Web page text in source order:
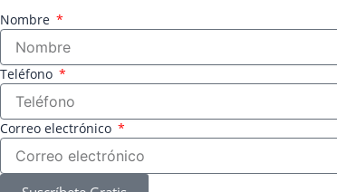
Nombre
Teléfono
Correo electrónico